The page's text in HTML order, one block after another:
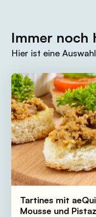
Immer noch
Hier ist eine
Tartines mit
Mousse und